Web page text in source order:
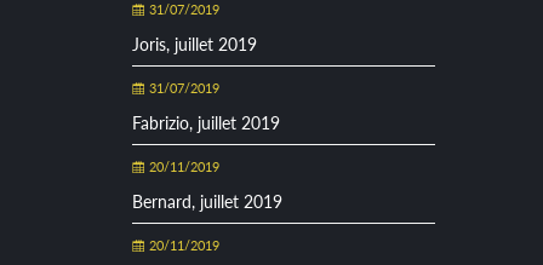
31/07/2019
Joris, juillet 2019
31/07/2019
Fabrizio, juillet 2019
20/11/2019
Bernard, juillet 2019
20/11/2019